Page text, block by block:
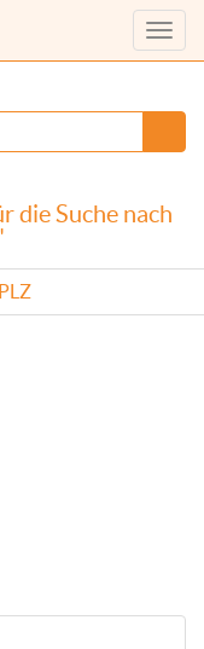
Menü
die Suche nach